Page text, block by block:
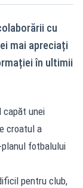
cu
mai apreciați
în ultimii
capăt unei
croatul a
planul fotbalului
pentru club,